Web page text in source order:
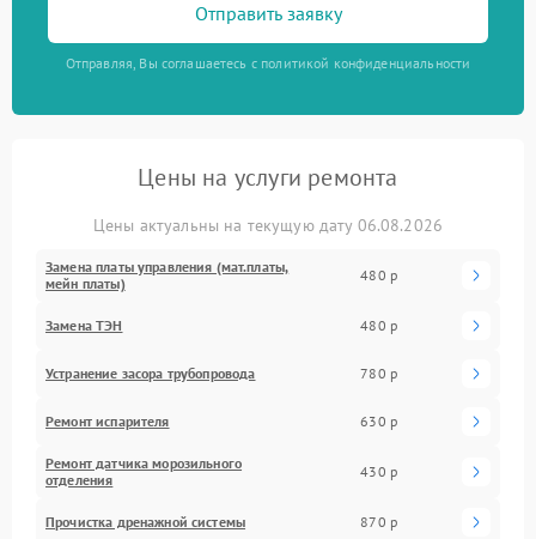
Отправить заявку
Отправляя, Вы соглашаетесь с политикой конфиденциальности
Цены на услуги ремонта
Цены актуальны на текущую дату 06.08.2026
Замена платы управления (мат.платы,
мейн платы)
480 р
Замена ТЭН 480 р
Устранение засора трубопровода 780 р
Ремонт испарителя 630 р
Ремонт датчика морозильного
отделения
430 р
Прочистка дренажной системы 870 р